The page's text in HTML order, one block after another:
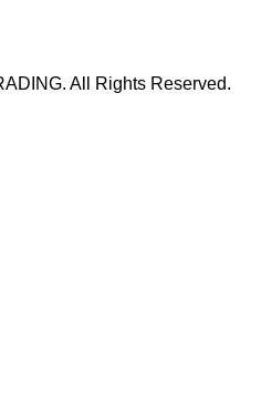
All Rights Reserved.